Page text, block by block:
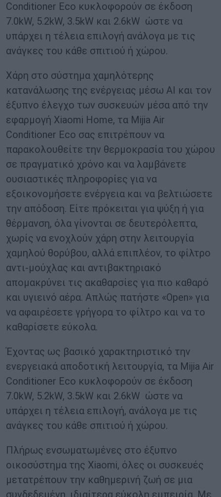
Conditioner Eco κυκλοφορούν σε έκδοση
7.0kW, 5.2kW, 3.5kW και 2.6kW ώστε να
υπάρχει η τέλεια επιλογή ανάλογα με τις
ανάγκες του κάθε σπιτιού ή χώρου.
Χάρη στο σύστημα χαμηλότερης
κατανάλωσης της ενέργειας μέσω ΑΙ και τον
έξυπνο έλεγχο των συσκευών μέσα από την
εφαρμογή Xiaomi Home, τα Mijia Air
Conditioner Eco σας επιτρέπουν να
παρακολουθείτε την θερμοκρασία του χώρου
σε πραγματικό χρόνο και να λαμβάνετε
ουσιαστικές πληροφορίες για να
εξοικονομήσετε ενέργεια και να βελτιώσετε
την απόδοση. Είτε πρόκειται για ψύξη ή για
θέρμανση, όλα γίνονται σε δευτερόλεπτα,
χωρίς να ενοχλούν χάρη στην λειτουργία
χαμηλού θορύβου, αλλά επιπλέον, το φίλτρο
αντι-μούχλας και αντιβακτηριακό
απομακρύνει τις ακαθαρσίες για πιο καθαρό
και υγιεινό αέρα. Απλώς πατήστε «Open» για
να αφαιρέσετε γρήγορα το φίλτρο και να το
καθαρίσετε εύκολα.
Έχοντας ως βασικό χαρακτηριστικό την
ενεργειακά αποδοτική λειτουργία, τα Mijia Air
Conditioner Eco κυκλοφορούν σε έκδοση
7.0kW, 5.2kW, 3.5kW και 2.6kW ώστε να
υπάρχει η τέλεια επιλογή, ανάλογα με τις
ανάγκες του κάθε σπιτιού ή χώρου.
Πλήρως ενσωματωμένες στο έξυπνο
οικοσύστημα της Xiaomi, όλες οι συσκευές
μετατρέπουν την καθημερινή ζωή σε μια